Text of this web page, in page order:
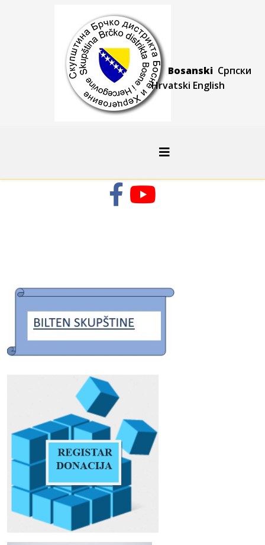
Bosanski Српски
Hrvatski English